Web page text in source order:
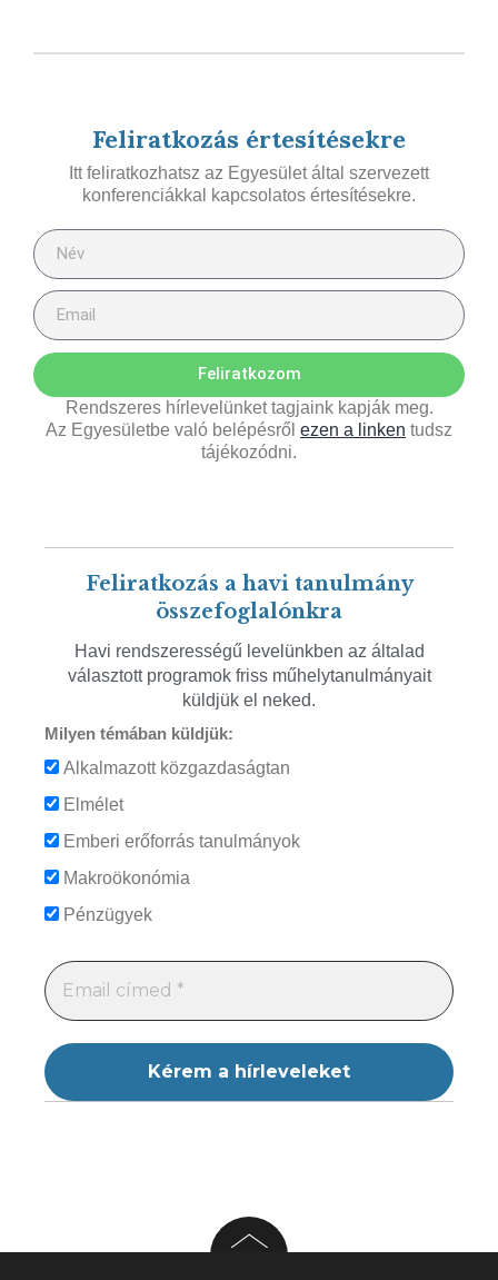
Feliratkozás értesítésekre
Itt feliratkozhatsz az Egyesület által szervezett
konferenciákkal kapcsolatos értesítésekre.
Feliratkozom
Rendszeres hírlevelünket tagjaink kapják meg.
Az Egyesületbe való belépésről ezen a linken tudsz
tájékozódni.
Feliratkozás a havi tanulmány
összefoglalónkra
Havi rendszerességű levelünkben az általad
választott programok friss műhelytanulmányait
küldjük el neked.
Milyen témában küldjük:
Alkalmazott közgazdaságtan
Elmélet
Emberi erőforrás tanulmányok
Makroökonómia
Pénzügyek